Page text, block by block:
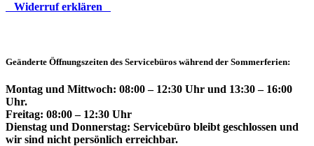
Widerruf erklären
Geänderte Öffnungszeiten des Servicebüros während der Sommerferien:
Montag und Mittwoch: 08:00 – 12:30 Uhr und 13:30 – 16:00
Uhr.
Freitag: 08:00 – 12:30 Uhr
Dienstag und Donnerstag: Servicebüro bleibt geschlossen und
wir sind nicht persönlich erreichbar.